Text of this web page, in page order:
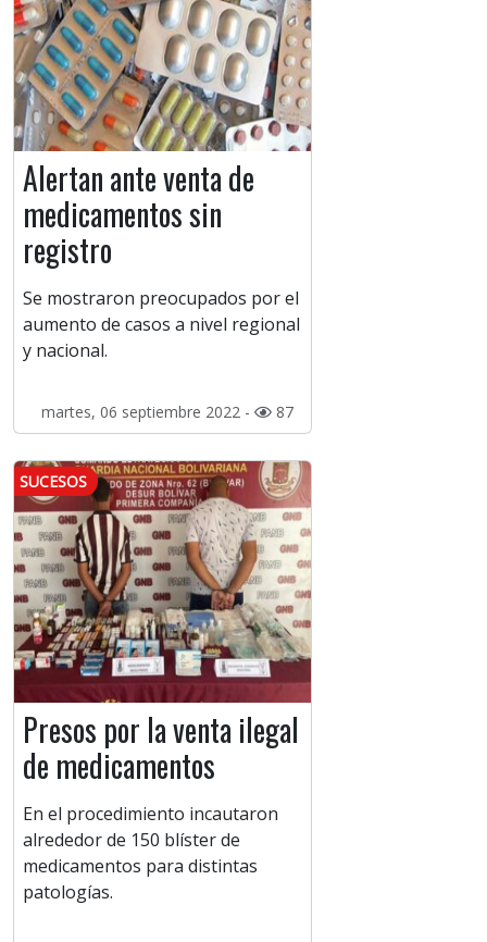
Alertan ante venta de
medicamentos sin
registro
Se mostraron preocupados por el
aumento de casos a nivel regional
y nacional.
martes, 06 septiembre 2022 - 87
SUCESOS
Presos por la venta ilegal
de medicamentos
En el procedimiento incautaron
alrededor de 150 blíster de
medicamentos para distintas
patologías.